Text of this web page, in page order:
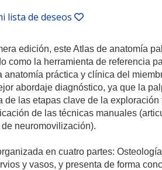
lista de deseos
edición, este Atlas de anatomía
como la herramienta de referencia
anatomía práctica y clínica del
abordaje diagnóstico, ya que la
de las etapas clave de la exploración
de las técnicas manuales
neuromovilización).
en cuatro partes:
y vasos, y presenta de forma